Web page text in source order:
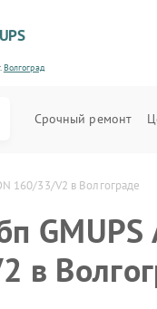
Волгоград
Срочный ремонт
160/33/V2 в Волгограде
GMUPS
в